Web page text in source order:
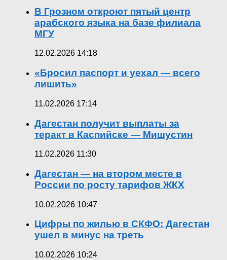
В Грозном откроют пятый центр
арабского языка на базе филиала
МГУ
12.02.2026 14:18
«Бросил паспорт и уехал — всего
лишить»
11.02.2026 17:14
Дагестан получит выплаты за
теракт в Каспийске — Мишустин
11.02.2026 11:30
Дагестан — на втором месте в
России по росту тарифов ЖКХ
10.02.2026 10:47
Цифры по жилью в СКФО: Дагестан
ушел в минус на треть
10.02.2026 10:24